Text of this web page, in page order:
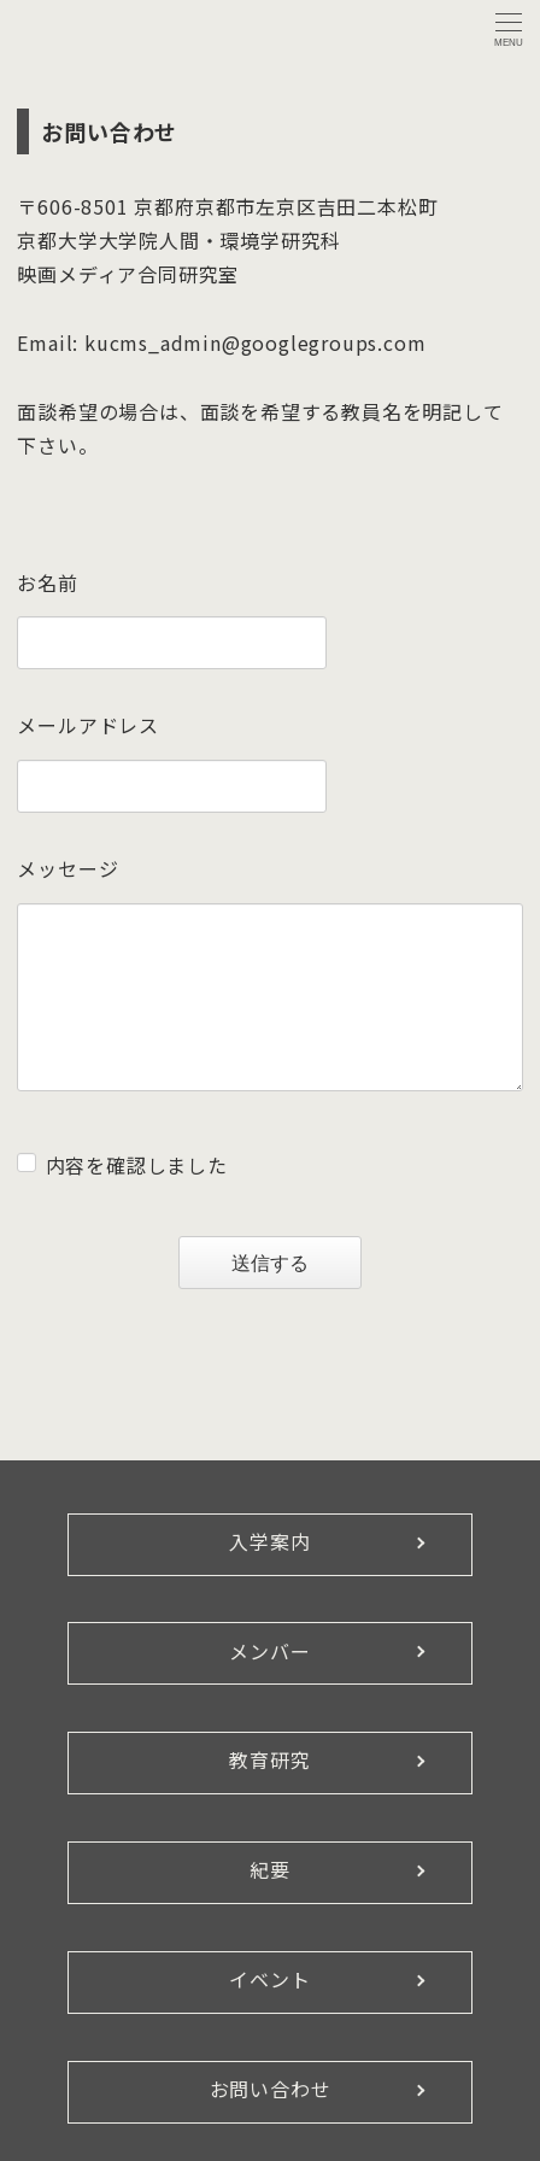
MENU
お問い合わせ
〒606-8501 京都府京都市左京区吉田二本松町
京都大学大学院人間・環境学研究科
映画メディア合同研究室
Email: kucms_admin@googlegroups.com
面談希望の場合は、面談を希望する教員名を明記して
下さい。
お名前
メールアドレス
メッセージ
内容を確認しました
送信する
入学案内
メンバー
教育研究
紀要
イベント
お問い合わせ